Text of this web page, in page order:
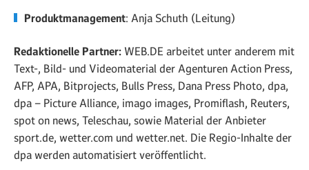
Produktmanagement: Anja Schuth (Leitung)
Redaktionelle Partner: WEB.DE arbeitet unter anderem mit
Text-, Bild- und Videomaterial der Agenturen Action Press,
AFP, APA, Bitprojects, Bulls Press, Dana Press Photo, dpa,
dpa – Picture Alliance, imago images, Promiflash, Reuters,
spot on news, Teleschau, sowie Material der Anbieter
sport.de, wetter.com und wetter.net. Die Regio-Inhalte der
dpa werden automatisiert veröffentlicht.